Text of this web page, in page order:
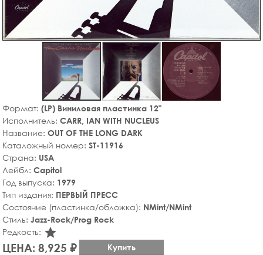
Формат: (LP) Виниловая пластинка 12"
Исполнитель: CARR, IAN WITH NUCLEUS
Название: OUT OF THE LONG DARK
Каталожный номер: ST-11916
Страна: USA
Лейбл: Capitol
Год выпуска: 1979
Тип издания: ПЕРВЫЙ ПРЕСС
Состояние (пластинка/обложка): NMint/NMint
Стиль: Jazz-Rock/Prog Rock
Редкость: star_rate
ЦЕНА: 8,925 ₽ Купить